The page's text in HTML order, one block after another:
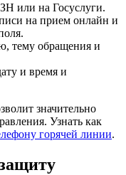
или на Госуслуги.
на прием онлайн и
тему обращения и
и время и
значительно
Узнать как
горячей линии.